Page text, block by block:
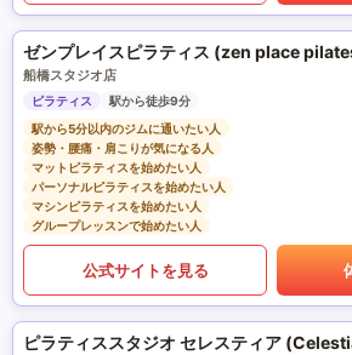
ゼンプレイスピラティス (zen place
船橋スタジオ店
ピラティス
駅から徒歩9分
駅から5分以内のジムに通いたい人
姿勢・腰痛・肩こりが気になる人
マットピラティスを始めたい人
パーソナルピラティスを始めたい人
マシンピラティスを始めたい人
グループレッスンで始めたい人
公式サイトを見る
ピラティススタジオ セレスティア